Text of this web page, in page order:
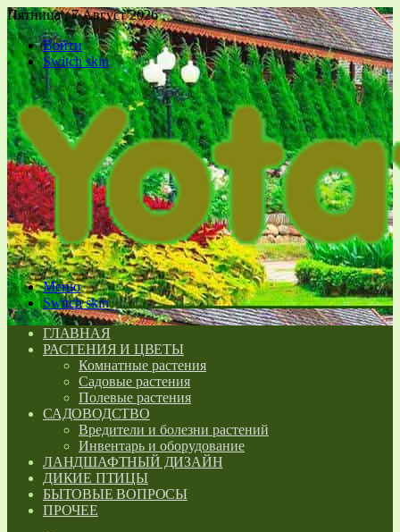
Пятница , 7 Август 2026
Войти
Switch skin
Меню
Switch skin
ГЛАВНАЯ
РАСТЕНИЯ И ЦВЕТЫ
Комнатные растения
Садовые растения
Полевые растения
САДОВОДСТВО
Вредители и болезни растений
Инвентарь и оборудование
ЛАНДШАФТНЫЙ ДИЗАЙН
ДИКИЕ ПТИЦЫ
БЫТОВЫЕ ВОПРОСЫ
ПРОЧЕЕ